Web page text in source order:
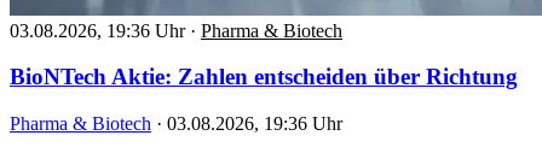
03.08.2026, 19:36 Uhr · Pharma & Biotech
BioNTech Aktie: Zahlen entscheiden über Richtung
Pharma & Biotech · 03.08.2026, 19:36 Uhr